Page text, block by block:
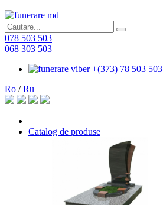
078 503 503
068 303 503
+(373) 78 503 503
Ro /Ru
Catalog de produse